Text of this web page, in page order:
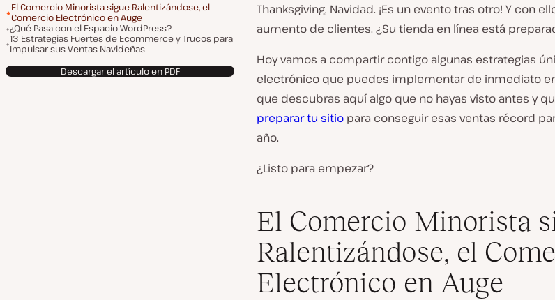
El Comercio Minorista sigue Ralentizándose, el
Comercio Electrónico en Auge
¿Qué Pasa con el Espacio WordPress?
13 Estrategias Fuertes de Ecommerce y Trucos para
Impulsar sus Ventas Navideñas
Descargar el artículo en PDF
Thanksgiving, Navidad. ¡Es un evento tras otro! Y con
aumento de clientes. ¿Su tienda en línea está
Hoy vamos a compartir contigo algunas estrategias
electrónico que puedes implementar de inmediato
que descubras aquí algo que no hayas visto antes y
preparar tu sitio para conseguir esas ventas récord
año.
¿Listo para empezar?
El Comercio Minorista
Ralentizándose, el
Electrónico en Auge